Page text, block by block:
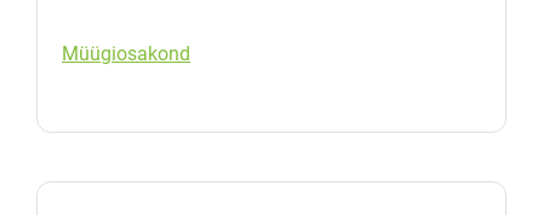
Müügiosakond